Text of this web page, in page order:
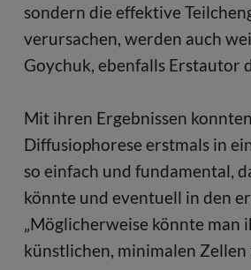
sondern die effektive
verursachen, werden auch
Goychuk, ebenfalls Erstautor
Mit ihren Ergebnissen
Diffusiophorese erstmals in
so einfach und fundamental,
könnte und eventuell in den
„Möglicherweise könnte
künstlichen, minimalen Zellen